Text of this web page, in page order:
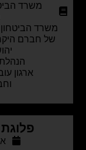
משרד הביטחון ,
הביטחון
של חברם היקר יעקב
יהושוע
הנהלת משרד
ארגון עובדי
וחבריו
פלוגת
אפריל 18, 2025